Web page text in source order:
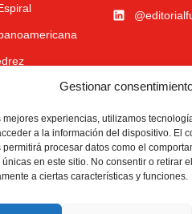
Gestionar
mejores experiencias, utilizamos
a la información del dispositivo. El
procesar datos como el
en este sitio. No consentir o retirar
a ciertas características y funciones.